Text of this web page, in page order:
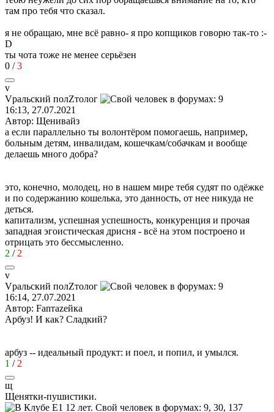
там про тебя что сказал.
я не обращаю, мне всё равно- я про копщиков говорю так-то :-
D
ты чота тоже не менее серьёзен
0 /3
v
Vральский полZтолог
16:13, 27.07.2021
Автор: Щенивайз
а если параллельно ты волонтёром помогаешь, например,
больным детям, инвалидам, кошечкам/собачкам и вообще
делаешь много добра?
это, конечно, молодец, но в нашем мире тебя судят по одёжке
и по содержанию кошелька, это данность, от нее никуда не
деться.
капитализм, успешная успешность, конкуренция и прочая
западная эгоистическая дрисня - всё на этом построено и
отрицать это бессмысленно.
2 / 2
v
Vральский полZтолог
16:14, 27.07.2021
Автор: Fanтаzeйкa
Арбуз! И как? Сладкий?
арбуз -- идеальный продукт: и поел, и попил, и умылся.
1 / 2
щ
Щенятки-пушистики.